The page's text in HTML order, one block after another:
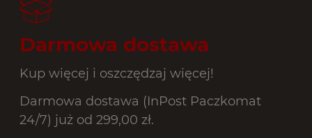
Darmowa dostawa
Kup więcej i oszczędzaj więcej!
Darmowa dostawa (InPost Paczkomat
24/7) już od 299,00 zł.